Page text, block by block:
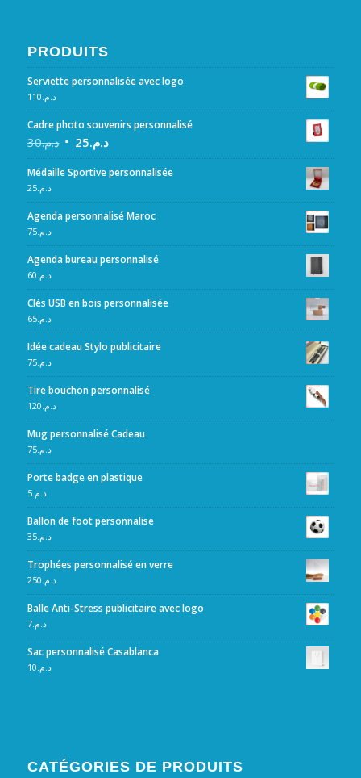
PRODUITS
Serviette personnalisée avec logo
د.م.110
Cadre photo souvenirs personnalisé
د.م.30 د.م.25
Médaille Sportive personnalisée
د.م.25
Agenda personnalisé Maroc
د.م.75
Agenda bureau personnalisé
د.م.60
Clés USB en bois personnalisée
د.م.65
Idée cadeau Stylo publicitaire
د.م.75
Tire bouchon personnalisé
د.م.120
Mug personnalisé Cadeau
د.م.75
Porte badge en plastique
د.م.5
Ballon de foot personnalise
د.م.35
Trophées personnalisé en verre
د.م.250
Balle Anti-Stress publicitaire avec logo
د.م.7
Sac personnalisé Casablanca
د.م.10
CATÉGORIES DE PRODUITS